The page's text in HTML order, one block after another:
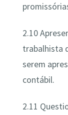
2.10
trabalhista
serem
contábil.
2.11